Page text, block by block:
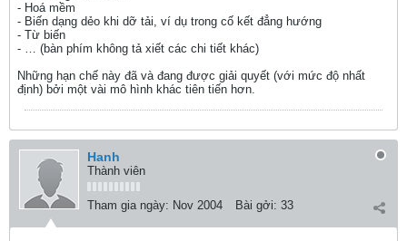
- Hoá mềm
- Biến dạng dẻo khi dỡ tải, ví dụ trong cố kết đẳng hướng
- Từ biến
- … (bàn phím không tả xiết các chi tiết khác)
Những hạn chế này đã và đang được giải quyết (với mức độ nhất
định) bởi một vài mô hình khác tiên tiến hơn.
Hanh
Thành viên
Tham gia ngày: Nov 2004 Bài gởi: 33